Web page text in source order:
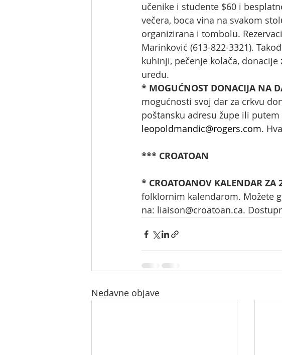
učenike i studente $60 i
večera, boca vina na svakom
organizirana i tombolu.
Marinković (613-822-3321).
kuhinji, pečenje kolača,
uredu.
* MOGUĆNOST DONACIJA NA
mogućnosti svoj dar za crkvu
poštansku adresu župe ili
leopoldmandic@rogers.com.
*** CROATOAN
* CROATOANOV KALENDAR ZA
folklornim kalendarom. Možete
na: liaison@croatoan.ca.
Nedavne objave